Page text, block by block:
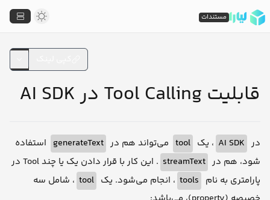
قابلیت Tool Calling در AI SDK
در AI SDK ، یک tool می‌تواند هم در generateText استفاده
شود، هم در streamText
. این کار با قرار دادن یک یا چند Tool در
پارامتری به نام tools ، انجام می‌شود. یک tool ، شامل سه
مستندات